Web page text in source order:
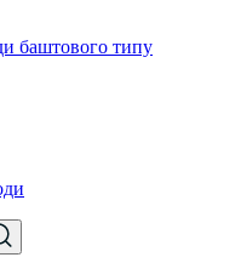
баштового типу